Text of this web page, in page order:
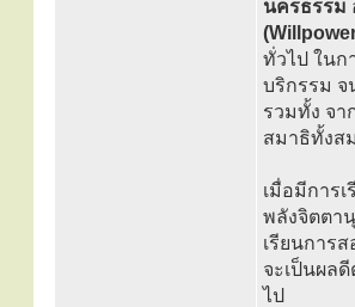
นครธรรม
ทั่วไป ในก
บริกรรม จ
รวมทั้ง จา
สมาธิทั้งส
เมื่อมีการ
พลังจิตตา
เรียนการ
จะเป็นผล
ไป